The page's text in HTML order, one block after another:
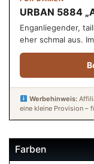
URBAN 5884
Enganliegender,
eher schmal aus.
Werbehinweis:
eine kleine Provision –
Farben